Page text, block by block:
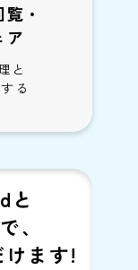
・
ア
と
る
と
、
けます!